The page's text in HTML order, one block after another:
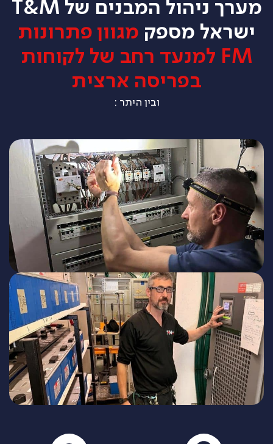
מערך ניהול המבנים של T&M
ישראל מספק מגוון פתרונות
FM למנעד רחב של לקוחות
בפריסה ארצית
ובין היתר :